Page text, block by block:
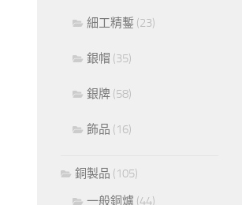
細工精鏨 (23)
銀帽 (35)
銀牌 (58)
飾品 (16)
銅製品 (105)
一般銅爐 (44)